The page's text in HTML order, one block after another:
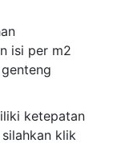
isi per m2
ketepatan
klik